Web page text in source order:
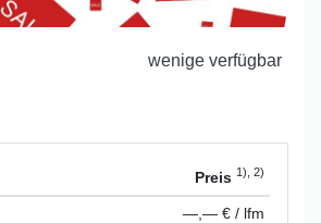
wenige verfügbar
Preis1), 2)
—,— € / lfm